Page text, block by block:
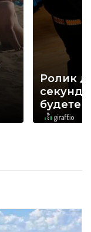
Ролик
секунд,
будете